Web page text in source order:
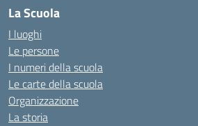
La Scuola
I luoghi
Le persone
I numeri della scuola
Le carte della scuola
Organizzazione
La storia